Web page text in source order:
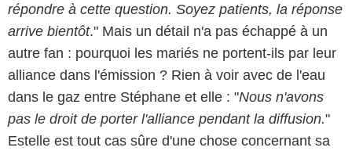
répondre à cette question. Soyez patients, la réponse
arrive bientôt." Mais un détail n'a pas échappé à un
autre fan : pourquoi les mariés ne portent-ils par leur
alliance dans l'émission ? Rien à voir avec de l'eau
dans le gaz entre Stéphane et elle : "Nous n'avons
pas le droit de porter l'alliance pendant la diffusion."
Estelle est tout cas sûre d'une chose concernant sa